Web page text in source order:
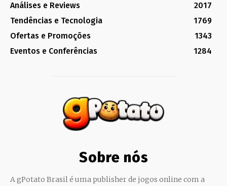
Análises e Reviews
2017
Tendências e Tecnologia
1769
Ofertas e Promoções
1343
Eventos e Conferências
1284
Sobre nós
A gPotato Brasil é uma publisher de jogos online com a